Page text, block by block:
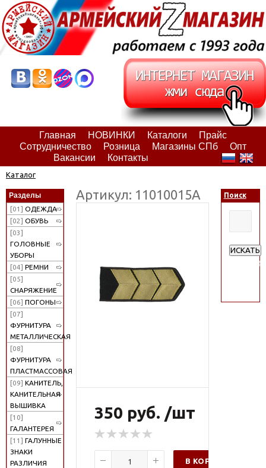
Главная НОВИНКИ Каталоги
Прайс
Сотрудничество
Розница Магазины СПб
Опт
Вакансии
Контакты
Каталог
Разделы
[01] ОДЕЖДА
[02] ОБУВЬ
[03]
ГОЛОВНЫЕ
УБОРЫ
[04] РЕМНИ
[05]
СНАРЯЖЕНИЕ
[06] ПОГОНЫ
[07]
ФУРНИТУРА
МЕТАЛЛИЧЕСКАЯ
[08]
ФУРНИТУРА
ПЛАСТМАССОВАЯ
[09] КАНИТЕЛЬ,
КАНИТЕЛЬНАЯ
ВЫШИВКА
[10]
ГАЛАНТЕРЕЯ
[11] ГАЛУННЫЕ
ЗНАКИ
РАЗЛИЧИЯ
Артикул: 11010015А
350 руб. /шт
В КОРЗИНУ
Поиск
ИСКАТЬ